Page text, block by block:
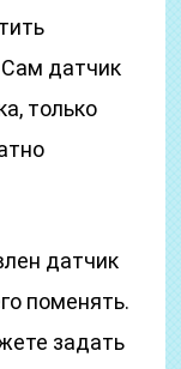
датчик
только
датчик
поменять.
задать